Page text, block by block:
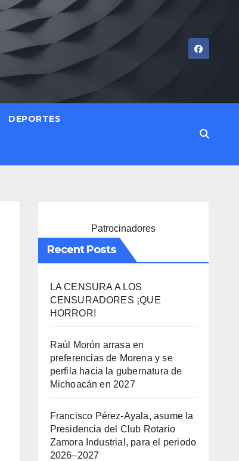
DEPORTES
Patrocinadores
Recent Posts
LA CENSURA A LOS
CENSURADORES ¡QUE
HORROR!
Raúl Morón arrasa en
preferencias de Morena y se
perfila hacia la gubernatura de
Michoacán en 2027
Francisco Pérez-Ayala, asume la
Presidencia del Club Rotario
Zamora Industrial, para el periodo
2026–2027